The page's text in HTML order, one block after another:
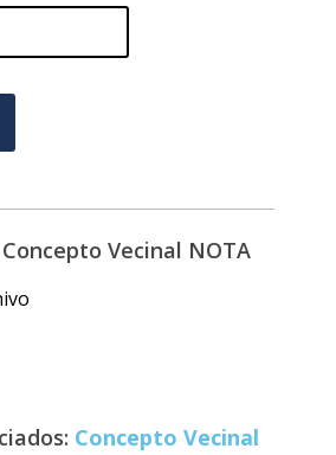
Concepto Vecinal NOTA
Concepto Vecinal